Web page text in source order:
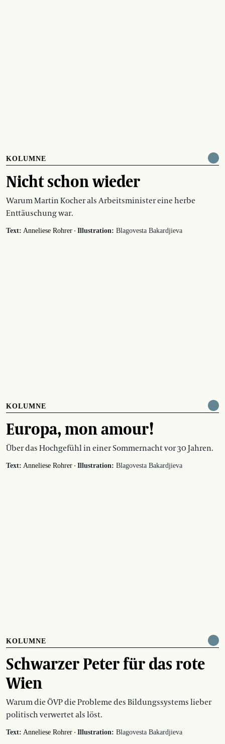
KOLUMNE
Nicht schon wieder
Warum Martin Kocher als Arbeitsminister eine herbe
Enttäuschung war.
Text: Anneliese Rohrer · Illustration: Blagovesta Bakardjieva
KOLUMNE
Europa, mon amour!
Über das Hochgefühl in einer Sommernacht vor 30 Jahren.
Text: Anneliese Rohrer · Illustration: Blagovesta Bakardjieva
KOLUMNE
Schwarzer Peter für das rote
Wien
Warum die ÖVP die Probleme des Bildungssystems lieber
politisch verwertet als löst.
Text: Anneliese Rohrer · Illustration: Blagovesta Bakardjieva